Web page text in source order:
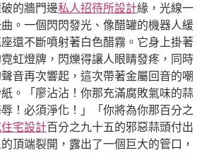
的牆門邊私人招待所設計緣，光線一
。一個閃閃發光、像醋罐的機器人緩
還不斷噴射著白色醋霧。它身上掛著
霓虹燈牌，閃爍得讓人眼睛發疼，同時
音再次響起，這次帶著金屬回音的嘲
。「廖沾沾！你那充滿腐敗氣味的蒜
！必須淨化！」「你將為你那百分之
住宅設計百分之九十五的邪惡蒜頭付出
頂端裂開，露出了一個巨大的管口，